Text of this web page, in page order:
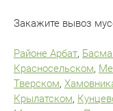
Закажите вывоз
Районе Арбат,
Красносельском,
Тверском,
Крылатском,